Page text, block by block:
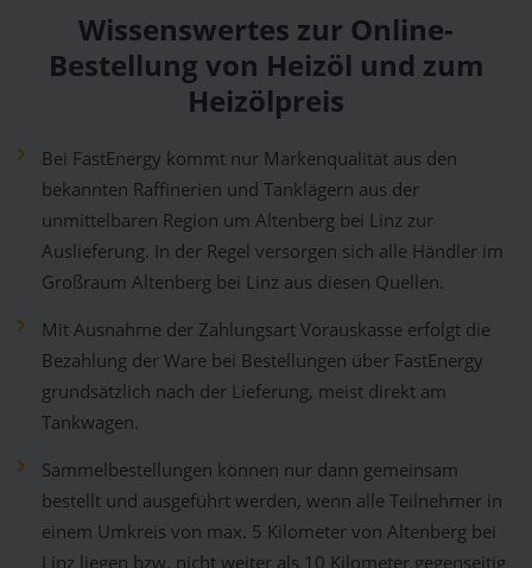
Wissenswertes zur Online-
Bestellung von Heizöl und zum
Heizölpreis
Bei FastEnergy kommt nur Markenqualität aus den
bekannten Raffinerien und Tanklägern aus der
unmittelbaren Region um Altenberg bei Linz zur
Auslieferung. In der Regel versorgen sich alle Händler im
Großraum Altenberg bei Linz aus diesen Quellen.
Mit Ausnahme der Zahlungsart Vorauskasse erfolgt die
Bezahlung der Ware bei Bestellungen über FastEnergy
grundsätzlich nach der Lieferung, meist direkt am
Tankwagen.
Sammelbestellungen können nur dann gemeinsam
bestellt und ausgeführt werden, wenn alle Teilnehmer in
einem Umkreis von max. 5 Kilometer von Altenberg bei
Linz liegen bzw. nicht weiter als 10 Kilometer gegenseitig